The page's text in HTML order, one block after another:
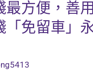
最方便，善用
「免留車」